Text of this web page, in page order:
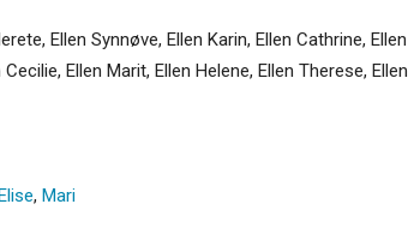
Ellen Synnøve, Ellen Karin, Ellen Cathrine, Ellen
Ellen Marit, Ellen Helene, Ellen Therese, Ellen
, Mari